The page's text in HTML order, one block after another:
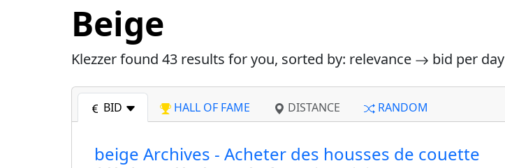
Beige
Klezzer found 43 results for you, sorted by: relevance bid per day
BID HALL OF FAME DISTANCE RANDOM
beige Archives - Acheter des housses de couette